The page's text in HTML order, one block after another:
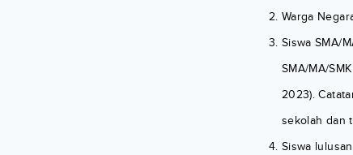
Warga
Siswa SMA/
SMA/MA/
2023).
sekolah dan
Siswa